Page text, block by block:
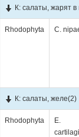
К: салаты, жарят
Rhodophyta C.
К: салаты, желе(2)
Rhodophyta
E.